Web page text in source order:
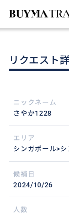
リクエスト
ニックネーム
さやか1228
エリア
シンガポール>
候補日
2024/10/26
人数